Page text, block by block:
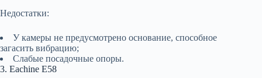
Недостатки:
У камеры не предусмотрено основание, способное
загасить вибрацию;
Слабые посадочные опоры.
3. Eachine E58